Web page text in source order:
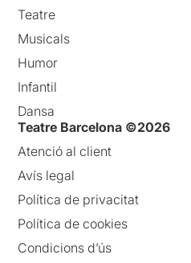
Teatre
Musicals
Humor
Infantil
Dansa
Teatre Barcelona ©2026
Atenció al client
Avís legal
Política de privacitat
Política de cookies
Condicions d’ús